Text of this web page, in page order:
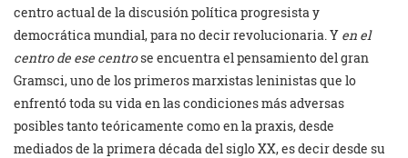
centro actual de la discusión política progresista y
democrática mundial, para no decir revolucionaria. Y en el
centro de ese centrose encuentra el pensamiento del gran
Gramsci, uno de los primeros marxistas leninistas que lo
enfrentó toda su vida en las condiciones más adversas
posibles tanto teóricamente como en la praxis, desde
mediados de la primera década del siglo XX, es decir desde su